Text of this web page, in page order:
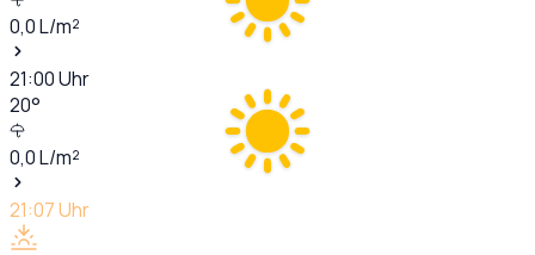
0,0L/m²
21:00Uhr
20°
0,0L/m²
21:07Uhr